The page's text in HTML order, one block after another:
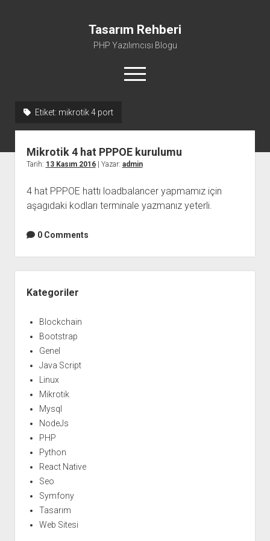
Tasarım Rehberi
PHP Yazılımcısı Blogu
menüyü
aç
Etiket: mikrotik 4 port
Mikrotik 4 hat PPPOE kurulumu
Tarih: 13 Kasım 2016| Yazar: admin
4 hat PPPOE hattı loadbalancer yapmamız için
aşagıdaki kodları terminale yazmanız yeterli.
0 Comments
Menü
Kategoriler
Blockchain
Bootstrap
Genel
Java Script
Linux
Mikrotik
Mysql
NodeJs
PHP
Python
React Native
Seo
Symfony
Tasarım
Web Sitesi